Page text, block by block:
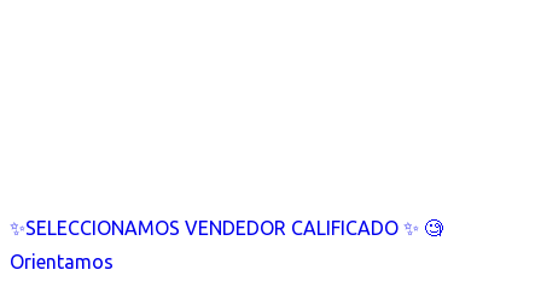
✨SELECCIONAMOS VENDEDOR CALIFICADO ✨ 🧐
Orientamos